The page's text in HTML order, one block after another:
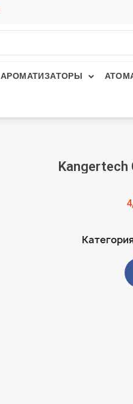
АРОМАТИЗАТОРЫ
Kangertech